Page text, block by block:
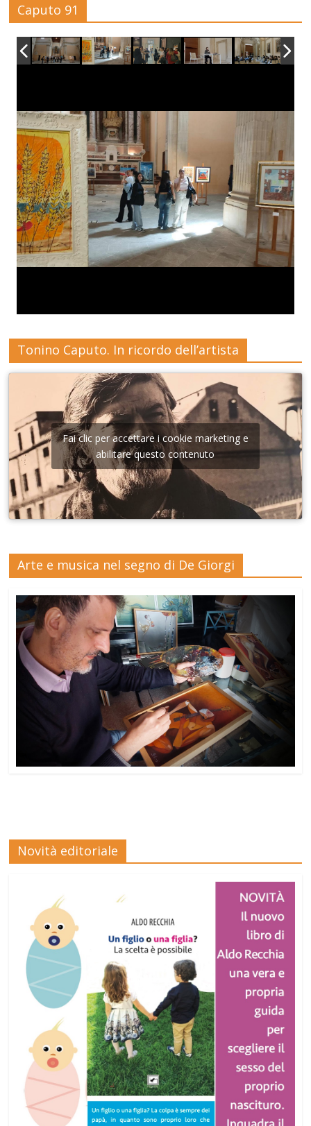
Caputo 91
Tonino Caputo. In ricordo dell’artista
Fai clic per accettare i cookie marketing e
abilitare questo contenuto
Arte e musica nel segno di De Giorgi
Novità editoriale